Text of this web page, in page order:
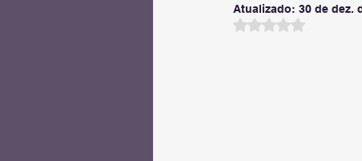
Atualizado: 30 de dez.
Avaliado com